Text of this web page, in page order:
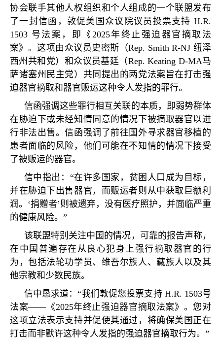
协会联手其他人权组织和个人组成的一个联盟发布
了一封信函，敦促美国众议院议员投票支持 H.R.
1503 号法案，即《 2025年终止强迫器官摘取法
案》。这项由众议员史密斯（Rep. Smith R-NJ 纽泽
西州共和党）和众议员基廷（Rep. Keating D-MA马
萨诸塞州民主党）共同提出的两党法案旨在打击强
迫器官摘取和器官贩运这种令人发指的罪行。
信函强调这些罪行相互关联的本质，即弱势群体
在胁迫下或未经知情同意的情况下被摘取器官以进
行非法出售。信函强调了前往国外寻求器官移植的
患者面临的风险，他们可能在不知情的情况下接受
了被贩运的器官。
信中指出：“在许多国家，贫困人口成为目标，
并在胁迫下出售器官，而贩运者则从中获取巨额利
润。‘捐赠者’则被遗弃，没有医疗照护，并面临严重
的健康风险。”
该联盟特别关注中国的情况，可靠的报告声称，
在中国普遍存在从良心犯身上强行摘取器官的行
为，包括法轮功学员、维吾尔族人、藏族人以及其
他宗教和少数民族。
信中恳求道：“我们敦促您投票支持H.R. 1503号
法案——《2025年终止强迫器官摘取法案》。您对
这项立法表示支持并促使其通过，将确保美国正在
打击而非默许这种令人发指的强迫器官摘取行为。”